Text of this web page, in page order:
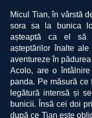
Micul Tian, în vârstă
sora sa la bunica
așteaptă ca el să
așteptărilor înalte
aventureze în
Acolo, are o
panda. Pe măsură
legătură intensă și
bunicii. Însă cei doi
după ce Tian este